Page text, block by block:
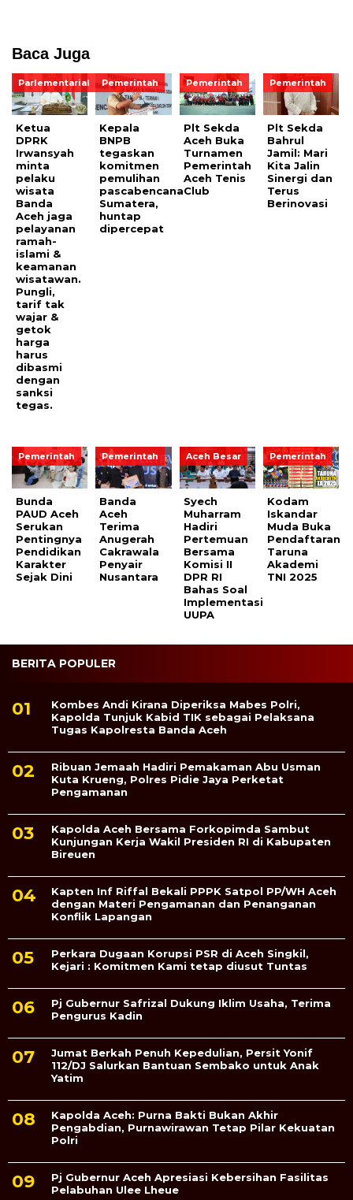
Baca Juga
Parlementarial
Ketua
DPRK
Irwansyah
minta
pelaku
wisata
Banda
Aceh jaga
pelayanan
ramah-
islami &
keamanan
wisatawan.
Pungli,
tarif tak
wajar &
getok
harga
harus
dibasmi
dengan
sanksi
tegas.
Pemerintah
Kepala
BNPB
tegaskan
komitmen
pemulihan
pascabencana
Sumatera,
huntap
dipercepat
Pemerintah
Plt Sekda
Aceh Buka
Turnamen
Pemerintah
Aceh Tenis
Club
Pemerintah
Plt Sekda
Bahrul
Jamil: Mari
Kita Jalin
Sinergi dan
Terus
Berinovasi
Pemerintah
Bunda
PAUD Aceh
Serukan
Pentingnya
Pendidikan
Karakter
Sejak Dini
Pemerintah
Banda
Aceh
Terima
Anugerah
Cakrawala
Penyair
Nusantara
Aceh Besar
Syech
Muharram
Hadiri
Pertemuan
Bersama
Komisi II
DPR RI
Bahas Soal
Implementasi
UUPA
Pemerintah
Kodam
Iskandar
Muda Buka
Pendaftaran
Taruna
Akademi
TNI 2025
BERITA POPULER
Kombes Andi Kirana Diperiksa Mabes Polri,
Kapolda Tunjuk Kabid TIK sebagai Pelaksana
Tugas Kapolresta Banda Aceh
Ribuan Jemaah Hadiri Pemakaman Abu Usman
Kuta Krueng, Polres Pidie Jaya Perketat
Pengamanan
Kapolda Aceh Bersama Forkopimda Sambut
Kunjungan Kerja Wakil Presiden RI di Kabupaten
Bireuen
Kapten Inf Riffal Bekali PPPK Satpol PP/WH Aceh
dengan Materi Pengamanan dan Penanganan
Konflik Lapangan
Perkara Dugaan Korupsi PSR di Aceh Singkil,
Kejari : Komitmen Kami tetap diusut Tuntas
Pj Gubernur Safrizal Dukung Iklim Usaha, Terima
Pengurus Kadin
Jumat Berkah Penuh Kepedulian, Persit Yonif
112/DJ Salurkan Bantuan Sembako untuk Anak
Yatim
Kapolda Aceh: Purna Bakti Bukan Akhir
Pengabdian, Purnawirawan Tetap Pilar Kekuatan
Polri
Pj Gubernur Aceh Apresiasi Kebersihan Fasilitas
Pelabuhan Ulee Lheue